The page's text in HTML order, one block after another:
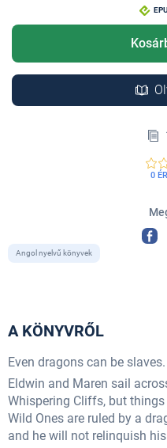
0
Angol nyelvű könyvek
A KÖNYVRŐL
Even dragons can be slaves.
Eldwin and Maren sail
Whispering Cliffs, but
Wild Ones are ruled by a
and he will not relinquish